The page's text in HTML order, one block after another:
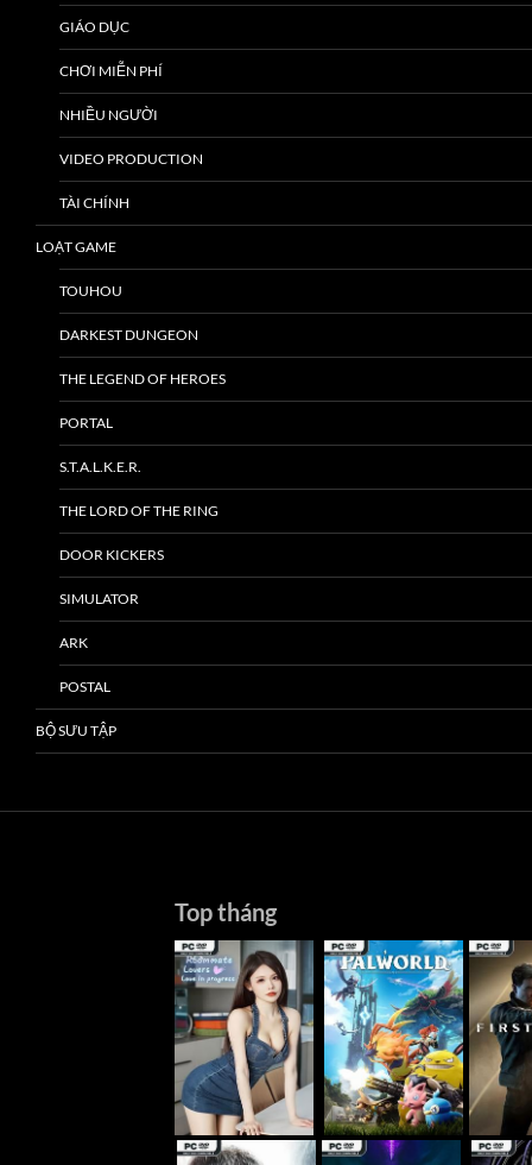
GIÁO DỤC
CHƠI MIỄN PHÍ
NHIỀU NGƯỜI
VIDEO PRODUCTION
TÀI CHÍNH
LOẠT GAME
TOUHOU
DARKEST DUNGEON
THE LEGEND OF HEROES
PORTAL
S.T.A.L.K.E.R.
THE LORD OF THE RING
DOOR KICKERS
SIMULATOR
ARK
POSTAL
BỘ SƯU TẬP
Top tháng